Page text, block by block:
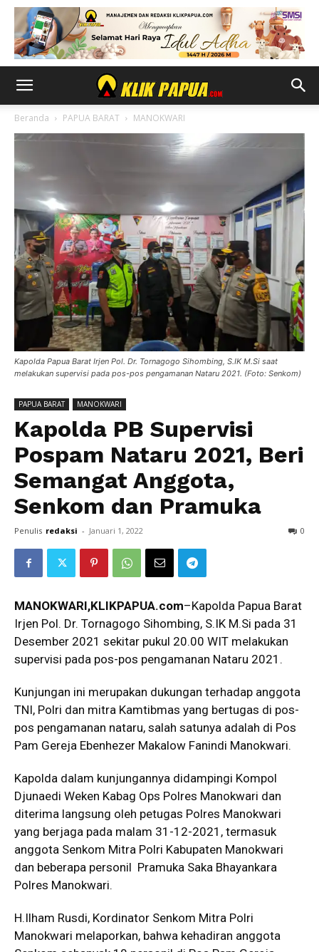
Beranda PAPUA BARAT MANOKWARI
Kapolda Papua Barat Irjen Pol. Dr. Tornagogo Sihombing, S.IK M.Si saat
melakukan supervisi pada pos-pos pengamanan Nataru 2021. (Foto: Senkom)
PAPUA BARAT MANOKWARI
Kapolda PB Supervisi
Pospam Nataru 2021, Beri
Semangat Anggota,
Senkom dan Pramuka
Penulis redaksi - Januari 1, 2022 0
MANOKWARI,KLIKPAPUA.com–Kapolda Papua Barat
Irjen Pol. Dr. Tornagogo Sihombing, S.IK M.Si pada 31
Desember 2021 sekitar pukul 20.00 WIT melakukan
supervisi pada pos-pos pengamanan Nataru 2021.
Kunjungan ini merupakan dukungan terhadap anggota
TNI, Polri dan mitra Kamtibmas yang bertugas di pos-
pos pengamanan nataru, salah satunya adalah di Pos
Pam Gereja Ebenhezer Makalow Fanindi Manokwari.
Kapolda dalam kunjungannya didampingi Kompol
Djunaedi Weken Kabag Ops Polres Manokwari dan
diterima langsung oleh petugas Polres Manokwari
yang berjaga pada malam 31-12-2021, termasuk
anggota Senkom Mitra Polri Kabupaten Manokwari
dan beberapa personil Pramuka Saka Bhayankara
Polres Manokwari.
H.Ilham Rusdi, Kordinator Senkom Mitra Polri
Manokwari melaporkan, bahwa kehadiran anggota